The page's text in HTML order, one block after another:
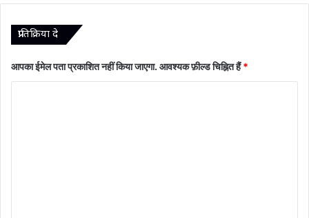
प्रातिक्रिया दे
आपका ईमेल पता प्रकाशित नहीं किया जाएगा. आवश्यक फ़ील्ड चिह्नित हैं*